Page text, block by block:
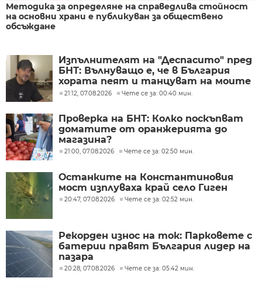
Методика за определяне на справедлива стойност
на основни храни е публикуван за обществено
обсъждане
Изпълнителят на "Деспасито" пред
БНТ: Вълнуващо е, че в България
хората пеят и танцуват на моите
песни
21:12, 07.08.2026 Чете се за: 00:40 мин.
Проверка на БНТ: Колко поскъпват
доматите от оранжерията до
магазина?
21:00, 07.08.2026 Чете се за: 02:50 мин.
Останките на Константиновия
мост изплуваха край село Гиген
20:47, 07.08.2026 Чете се за: 02:52 мин.
Рекорден износ на ток: Парковете с
батерии правят България лидер на
пазара
20:28, 07.08.2026 Чете се за: 05:42 мин.